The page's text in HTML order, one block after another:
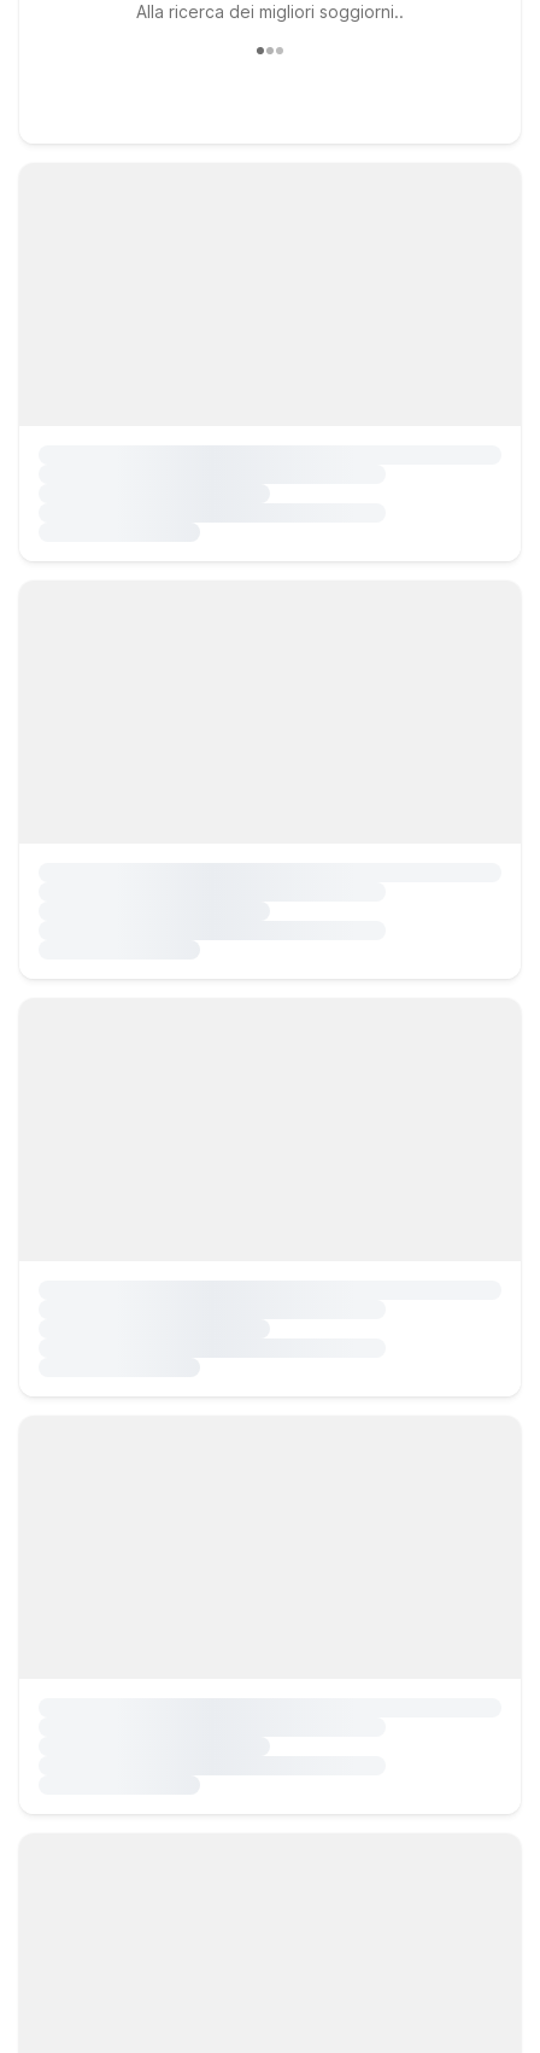
Alla ricerca dei migliori soggiorni..